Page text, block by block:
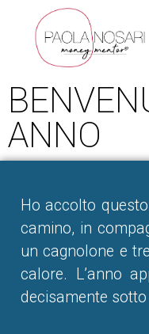
ANNO
Ho accolto
camino, in
un cagnolone e
calore. L’anno
decisamente sotto